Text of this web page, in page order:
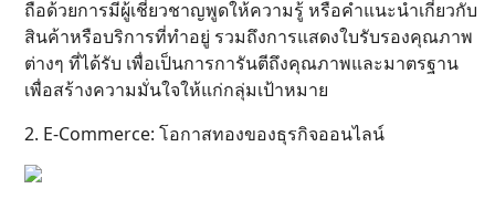
ถือด้วยการมีผู้เชี่ยวชาญพูดให้ความรู้ หรือคำแนะนำเกี่ยวกับ
สินค้าหรือบริการที่ทำอยู่ รวมถึงการแสดงใบรับรองคุณภาพ
ต่างๆ ที่ได้รับ เพื่อเป็นการการันตีถึงคุณภาพและมาตรฐาน
เพื่อสร้างความมั่นใจให้แก่กลุ่มเป้าหมาย
2. E-Commerce: โอกาสทองของธุรกิจออนไลน์